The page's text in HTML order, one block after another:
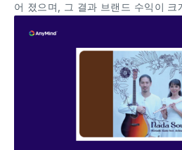
어 졌으며, 그 결과 브랜드 수익이 크